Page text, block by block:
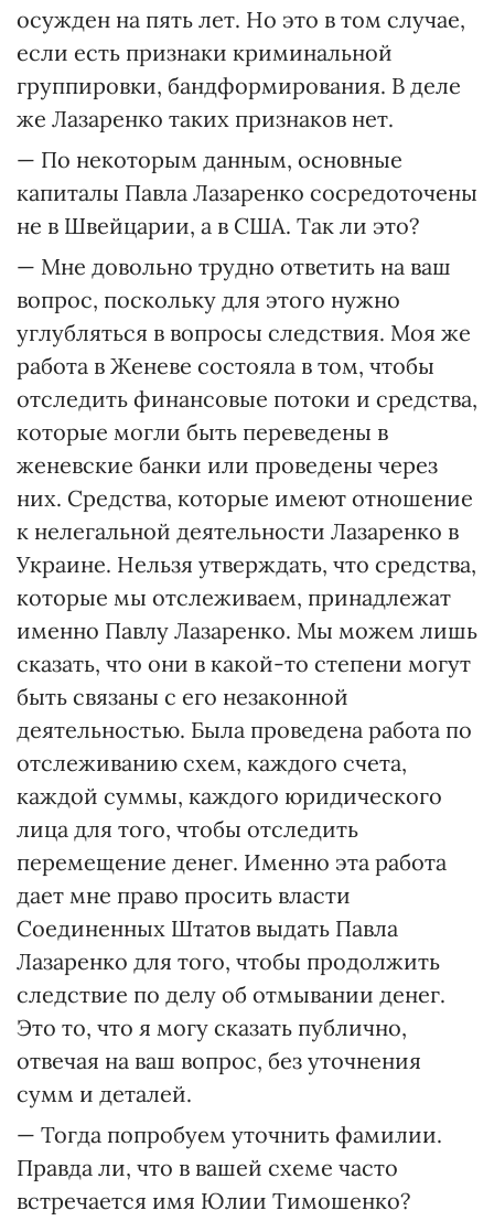
осужден на пять лет. Но это в том случае,
если есть признаки криминальной
группировки, бандформирования. В деле
же Лазаренко таких признаков нет.
— По некоторым данным, основные
капиталы Павла Лазаренко сосредоточены
не в Швейцарии, а в США. Так ли это?
— Мне довольно трудно ответить на ваш
вопрос, поскольку для этого нужно
углубляться в вопросы следствия. Моя же
работа в Женеве состояла в том, чтобы
отследить финансовые потоки и средства,
которые могли быть переведены в
женевские банки или проведены через
них. Средства, которые имеют отношение
к нелегальной деятельности Лазаренко в
Украине. Нельзя утверждать, что средства,
которые мы отслеживаем, принадлежат
именно Павлу Лазаренко. Мы можем лишь
сказать, что они в какой-то степени могут
быть связаны с его незаконной
деятельностью. Была проведена работа по
отслеживанию схем, каждого счета,
каждой суммы, каждого юридического
лица для того, чтобы отследить
перемещение денег. Именно эта работа
дает мне право просить власти
Соединенных Штатов выдать Павла
Лазаренко для того, чтобы продолжить
следствие по делу об отмывании денег.
Это то, что я могу сказать публично,
отвечая на ваш вопрос, без уточнения
сумм и деталей.
— Тогда попробуем уточнить фамилии.
Правда ли, что в вашей схеме часто
встречается имя Юлии Тимошенко?